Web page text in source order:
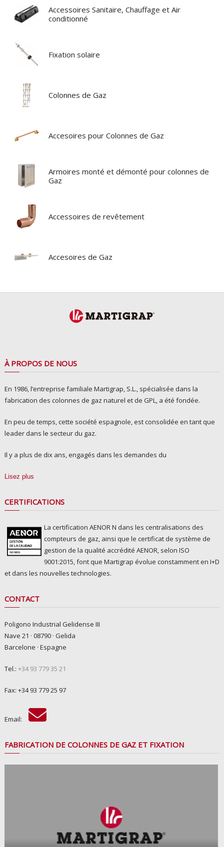
Accessoires Sanitaire, Chauffage et Air
conditionné
Fixation solaire
Colonnes de Gaz
Accesoires pour Colonnes de Gaz
Armoires monté et démonté pour colonnes de
Gaz
Accessoires de revêtement
Accesoires de Gaz
À PROPOS DE NOUS
En 1986, l’entreprise familiale Martigrap, S.L., spécialisée dans la
fabrication des colonnes de gaz naturel et de GPL, a été fondée.
En peu de temps, cette société espagnole, est consolidée en tant que
leader dans le secteur du gaz.
Il y a plus de dix ans, engagés dans les demandes du
Lisez plus
CERTIFICATIONS
La certification AENOR N dans les centralisations des
compteurs de gaz, ainsi que le certificat de système de
gestion de la qualité accrédité AENOR, selon ISO
9001:2015, font que Martigrap évolue constamment en I+D
et dans les nouvelles technologies.
CONTACT
Poligono Industrial Gelidense III
Nave 21 · 08790 · Gelida
Barcelone · Espagne
Tel.: +34 93 779 35 21
Fax: +34 93 779 25 97
Email:
FABRICATION DE COLONNES DE GAZ ET FIXATION